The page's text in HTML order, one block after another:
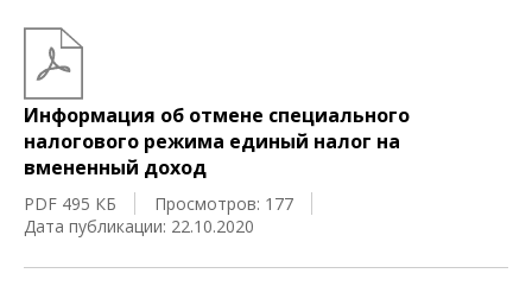
Информация об отмене специального
налогового режима единый налог на
вмененный доход
PDF 495 КБ
Просмотров: 177
Дата публикации: 22.10.2020